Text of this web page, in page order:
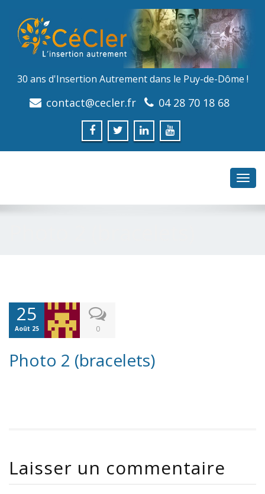
30 ans d'Insertion Autrement dans le Puy-de-Dôme !
contact@cecler.fr 04 28 70 18 68
25
Août 25 0
Photo 2 (bracelets)
Laisser un commentaire